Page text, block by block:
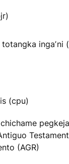
ingaʼni
(cpu)
(AGR)